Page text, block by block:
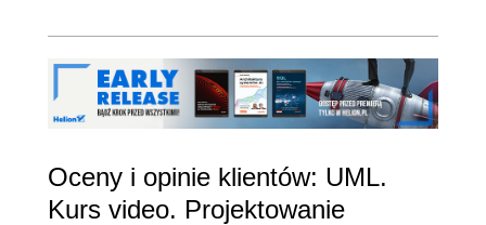
Oceny i opinie klientów: UML.
Kurs video. Projektowanie